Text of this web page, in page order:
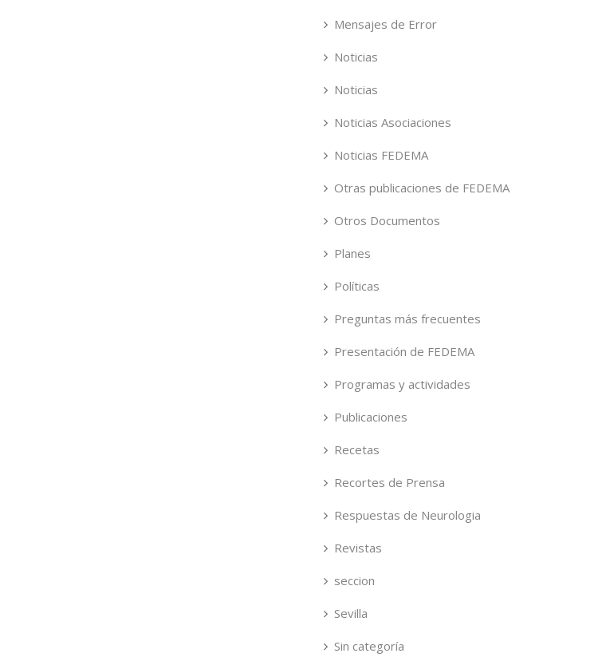
Mensajes de Error
Noticias
Noticias
Noticias Asociaciones
Noticias FEDEMA
Otras publicaciones de FEDEMA
Otros Documentos
Planes
Políticas
Preguntas más frecuentes
Presentación de FEDEMA
Programas y actividades
Publicaciones
Recetas
Recortes de Prensa
Respuestas de Neurologia
Revistas
seccion
Sevilla
Sin categoría